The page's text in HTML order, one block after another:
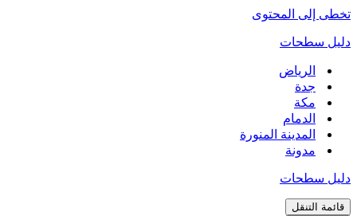
تخطى إلى المحتوى
دليل سطحات
الرياض
جدة
مكة
الدمام
المدينة المنورة
مدونة
دليل سطحات
قائمة التنقل